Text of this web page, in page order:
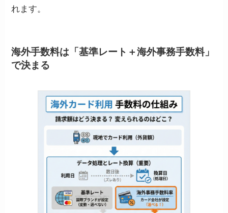
れます。
海外手数料は「基準レート＋海外事務手数料」
で決まる